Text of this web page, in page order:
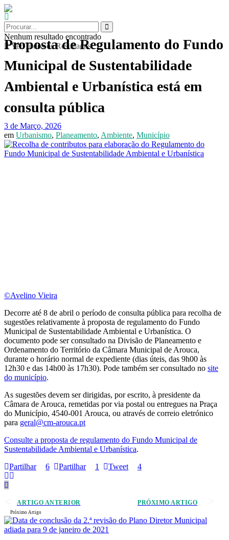
Nenhum resultado encontrado
Ver Todos os Resultados
Proposta de Regulamento do Fundo
Municipal de Sustentabilidade
Ambiental e Urbanística está em
consulta pública
3 de Março, 2026
em Urbanismo, Planeamento, Ambiente, Município
©Avelino Vieira
Decorre até 8 de abril o período de consulta pública para recolha de
sugestões relativamente à proposta de regulamento do Fundo
Municipal de Sustentabilidade Ambiental e Urbanística. O
documento pode ser consultado na Divisão de Planeamento e
Ordenamento do Território da Câmara Municipal de Arouca,
durante o horário normal de expediente (dias úteis, das 9h00 às
12h30 e das 14h00 às 17h30). Pode também ser consultado no site
do município.
As sugestões devem ser dirigidas, por escrito, à presidente da
Câmara de Arouca, remetidas por via postal ou entregues na Praça
do Município, 4540-001 Arouca, ou através de correio eletrónico
para geral@cm-arouca.pt
Consulte a proposta de regulamento do Fundo Municipal de
Sustentabilidade Ambiental e Urbanística.
Partilhar
6 Partilhar 1 Tweet 4
ARTIGO ANTERIOR PRÓXIMO ARTIGO
Próximo Artigo